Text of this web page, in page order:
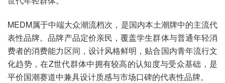
MEDM属于中端大众潮流档次，是国内本土潮牌中的主流代
表性品牌。品牌产品定价亲民，覆盖学生群体与普通年轻消
费者的消费能力区间，设计风格鲜明，贴合国内青年流行文
化趋势，在Z世代群体中拥有较高的认知度与受众基础，是
平价国潮赛道中兼具设计质感与市场口碑的代表性品牌。